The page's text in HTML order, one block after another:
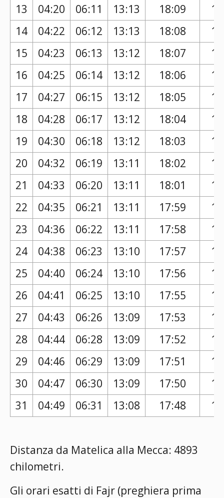
13 04:20 06:11 13:13 18:09
14
04:22 06:12 13:13 18:08
15
04:23 06:13 13:12 18:07
16
04:25 06:14 13:12 18:06
17
04:27 06:15 13:12 18:05
18
04:28 06:17 13:12 18:04
19
04:30 06:18 13:12 18:03
20
04:32 06:19 13:11 18:02
21
04:33 06:20 13:11 18:01
22
04:35 06:21 13:11 17:59
23
04:36 06:22 13:11 17:58
24
04:38 06:23 13:10 17:57
25
04:40 06:24 13:10 17:56
26
04:41 06:25 13:10 17:55
27
04:43 06:26 13:09 17:53
28
04:44 06:28 13:09 17:52
29
04:46 06:29 13:09 17:51
30
04:47 06:30 13:09 17:50
31
04:49 06:31 13:08 17:48
Distanza da Matelica alla Mecca: 4893
chilometri.
Gli orari esatti di Fajr (preghiera prima